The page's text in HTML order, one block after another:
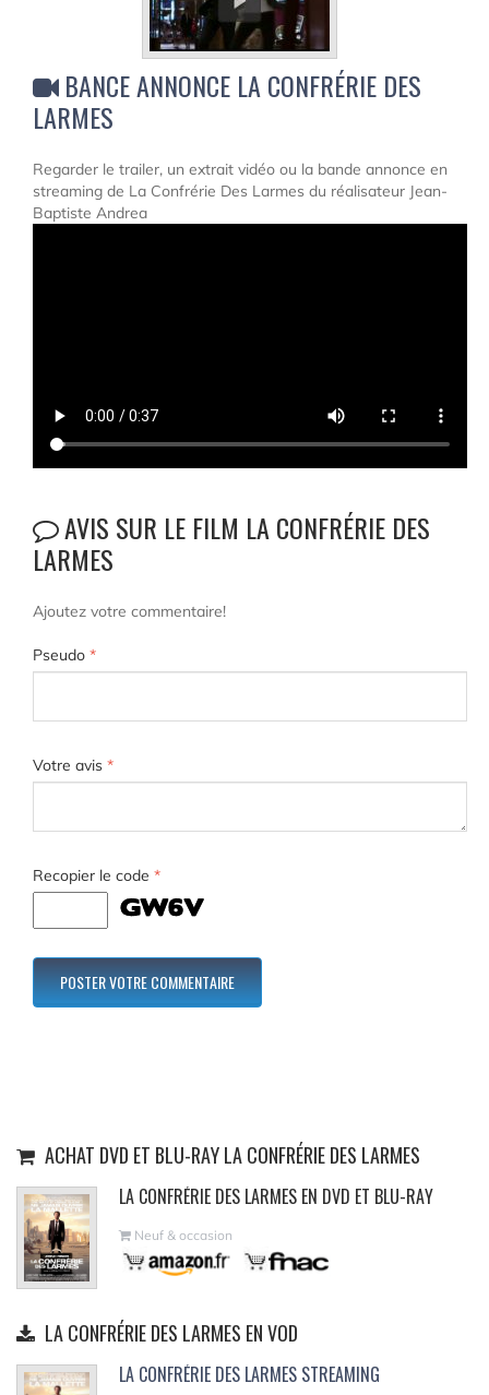
BANCE ANNONCE LA CONFRÉRIE DES
LARMES
Regarder le trailer, un extrait vidéo ou la bande annonce en
streaming de La Confrérie Des Larmes du réalisateur Jean-
Baptiste Andrea
AVIS SUR LE FILM LA CONFRÉRIE DES
LARMES
Ajoutez votre commentaire!
Pseudo *
Votre avis *
Recopier le code *
ACHAT DVD ET BLU-RAY LA CONFRÉRIE DES LARMES
LA CONFRÉRIE DES LARMES EN DVD ET BLU-RAY
Neuf & occasion
LA CONFRÉRIE DES LARMES EN VOD
LA CONFRÉRIE DES LARMES STREAMING